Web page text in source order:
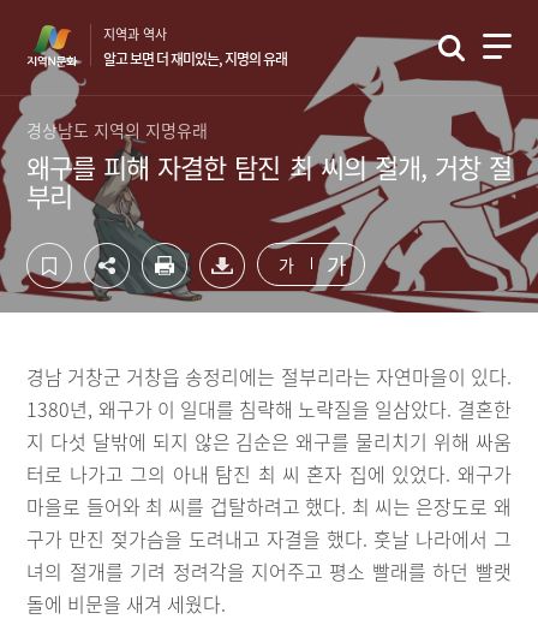
영
역
바
로
가
기
역
바
로
가
기
지역과 역사
알고 보면 더 재미있는, 지명의 유래
경상남도 지역의 지명유래
왜구를 피해 자결한 탐진 최 씨의 절개, 거창 절
부리
가 가
경남 거창군 거창읍 송정리에는 절부리라는 자연마을이 있다.
1380년, 왜구가 이 일대를 침략해 노략질을 일삼았다. 결혼한
지 다섯 달밖에 되지 않은 김순은 왜구를 물리치기 위해 싸움
터로 나가고 그의 아내 탐진 최 씨 혼자 집에 있었다. 왜구가
마을로 들어와 최 씨를 겁탈하려고 했다. 최 씨는 은장도로 왜
구가 만진 젖가슴을 도려내고 자결을 했다. 훗날 나라에서 그
녀의 절개를 기려 정려각을 지어주고 평소 빨래를 하던 빨랫
돌에 비문을 새겨 세웠다.